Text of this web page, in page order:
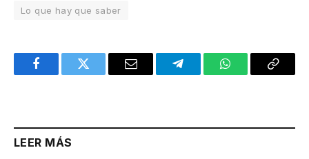
Lo que hay que saber
FacebookTwitter Email TelegramWhatsAppCopy
LEER MÁS